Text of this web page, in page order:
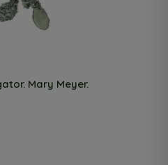
Mary Meyer.